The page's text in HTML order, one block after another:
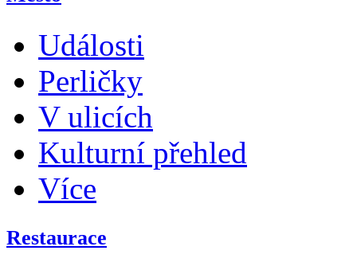
Události
Perličky
V ulicích
Kulturní přehled
Více
Restaurace